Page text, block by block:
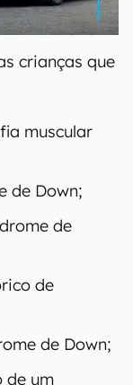
crianças que
muscular
de Down;
de
de
de Down;
de um